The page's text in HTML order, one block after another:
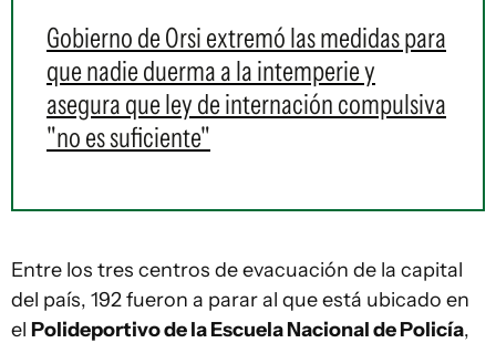
Gobierno de Orsi extremó las medidas para
que nadie duerma a la intemperie y
asegura que ley de internación compulsiva
"no es suficiente"
Entre los tres centros de evacuación de la capital
del país, 192 fueron a parar al que está ubicado en
el Polideportivo de la Escuela Nacional de Policía,